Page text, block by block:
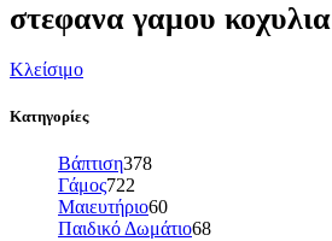
στεφανα γαμου κοχυλια
Κλείσιμο
Κατηγορίες
Βάπτιση378
Γάμος722
Μαιευτήριο60
Παιδικό Δωμάτιο68